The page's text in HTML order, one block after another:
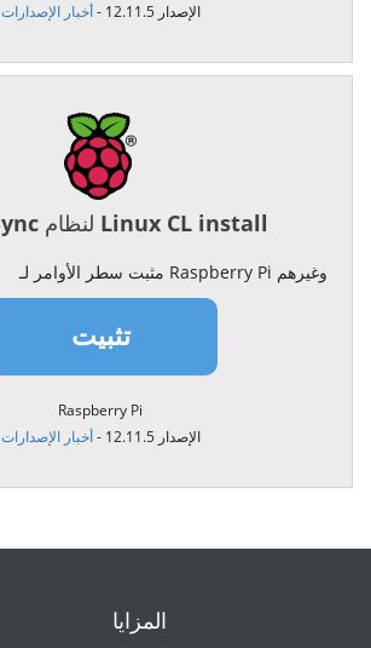
الإصدار 12.11.5 -
أخبار الإصدارات
GoodSync لنظام Linux CL install
مثبت سطر الأوامر لـ Raspberry Pi وغيرهم
تثبيت
Raspberry Pi
الإصدار 12.11.5 -
أخبار الإصدارات
المزايا